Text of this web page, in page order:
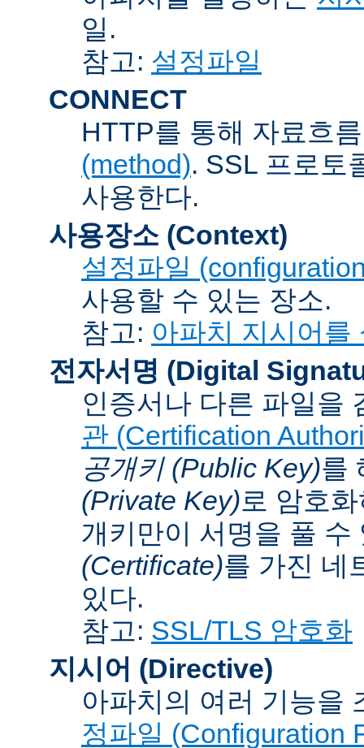
일.
참고: 설정파일
CONNECT
HTTP를 통해 자료흐
(method). SSL 프로토
사용한다.
사용장소 (Context)
설정파일
사용할 수 있는 장소.
참고: 아파치 지시어를
전자서명 (Digital
인증서나 다른 파일을
관 (Certification
공개키 (Public Key)를
(Private Key)로 암호
개키만이 서명을 풀
(Certificate)를 가진 네
있다.
참고: SSL/TLS 암호화
지시어 (Directive)
아파치의 여러 기능을
정파일 (Configuration